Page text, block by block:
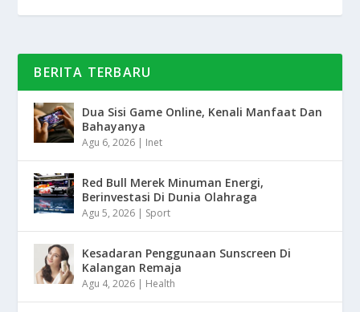
BERITA TERBARU
Dua Sisi Game Online, Kenali Manfaat Dan
Bahayanya
Agu 6, 2026 | Inet
Red Bull Merek Minuman Energi,
Berinvestasi Di Dunia Olahraga
Agu 5, 2026 | Sport
Kesadaran Penggunaan Sunscreen Di
Kalangan Remaja
Agu 4, 2026 | Health